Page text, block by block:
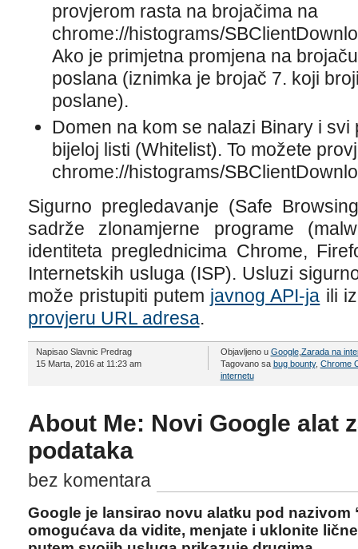
provjerom rasta na brojačima na
chrome://histograms/
Ako je primjetna promjena na
poslana (iznimka je brojač 7. koji
poslane).
Domen na kom se nalazi Binary i svi
bijeloj listi (Whitelist). To možete
chrome://histograms/
Sigurno pregledavanje (Safe
sadrže zlonamjerne programe
identiteta preglednicima Chrome,
Internetskih usluga (ISP). Usluzi
može pristupiti putem javnog API-ja ili
provjeru URL adresa.
Napisao Slavnic Predrag
15 Marta, 2016 at 11:23 am
Objavljeno u Google, Zarada na
Tagovano sa bug bounty, Chrome
internetu
About Me: Novi Google alat
podataka
bez komentara
Google je lansirao novu alatku pod nazivom
omogućava da vidite, menjate i uklonite